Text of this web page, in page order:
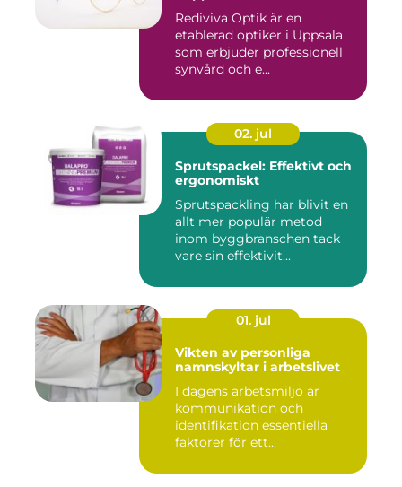
Rediviva Optik är en
etablerad optiker i Uppsala
som erbjuder professionell
synvård och e...
02. jul
Sprutspackel: Effektivt och
ergonomiskt
Sprutspackling har blivit en
allt mer populär metod
inom byggbranschen tack
vare sin effektivit...
01. jul
Vikten av personliga
namnskyltar i arbetslivet
I dagens arbetsmiljö är
kommunikation och
identifikation essentiella
faktorer för ett...